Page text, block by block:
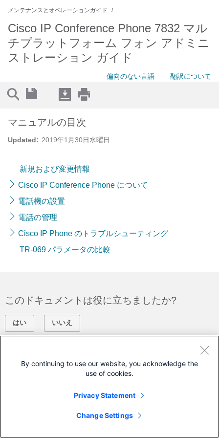
メンテナンスとオペレーションガイド
Cisco IP Conference Phone 7832 マル
チプラットフォーム フォン アドミニ
ストレーション ガイド
偏向のない言語 翻訳について
Updated: 2019年1月30日水曜日
マニュアルの目次
新規および変更情報
Cisco IP Conference Phone について
電話機の設置
電話の管理
Cisco IP Phone のトラブルシューティング
TR-069 パラメータの比較
このドキュメントは役に立ちましたか?
はい いいえ
シスコに問い合わせ
サポート ケースをオープン
By continuing to use our website, you acknowledge the
use of cookies.
Privacy Statement
Change Settings